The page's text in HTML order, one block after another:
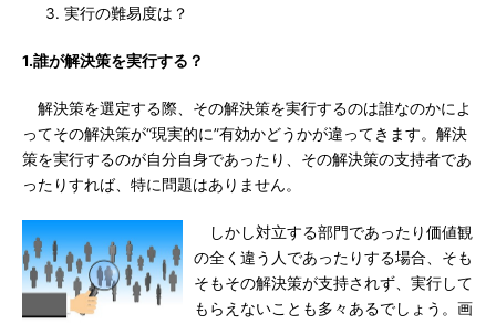
実行の難易度は？
1.誰が解決策を実行する？
解決策を選定する際、その解決策を実行するのは誰なのかによ
ってその解決策が“現実的に”有効かどうかが違ってきます。解決
策を実行するのが自分自身であったり、その解決策の支持者であ
ったりすれば、特に問題はありません。
しかし対立する部門であったり価値観
の全く違う人であったりする場合、そも
そもその解決策が支持されず、実行して
もらえないことも多々あるでしょう。画